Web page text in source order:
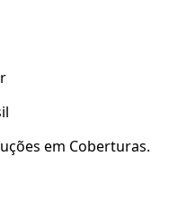
em Coberturas.